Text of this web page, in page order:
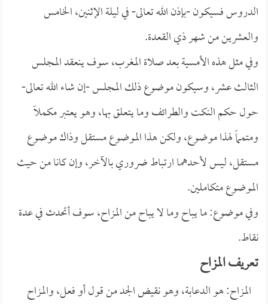
الدروس فسيكون -بإذن الله تعالى- في ليلة الإثنين، الخامس
والعشرين من شهر ذي القعدة.
وفي مثل هذه الأمسية بعد صلاة المغرب، سوف ينعقد المجلس
الثالث عشر، وسيكون موضوع ذلك المجلس -إن شاء الله تعالى-
حول حكمالنكت والطرائف وما يتعلق بها، وهو يعتبر مكملاً
ومتمماً لهذا موضوع، ولكن هذا الموضوع مستقل وذاك موضوع
مستقل، ليس لأحدهما ارتباط ضروري بالآخر، وإن كانا من حيث
الموضوع متكاملين.
وفي موضوع: ما يباح وما لا يباح من المزاح، سوف أتحدث في عدة
نقاط.
تعريف المزاح
المزاح: هو الدعابة، وهو نقيض الجد من قول أو فعل، والمزاح